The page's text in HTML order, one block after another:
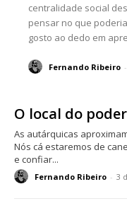
centralidade social
pensar no que poderia ter sido
gosto ao dedo em
Fernando Ribeiro -
O local do poder
As autárquicas
Nós cá estaremos de
e confiar...
Fernando Ribeiro - 3